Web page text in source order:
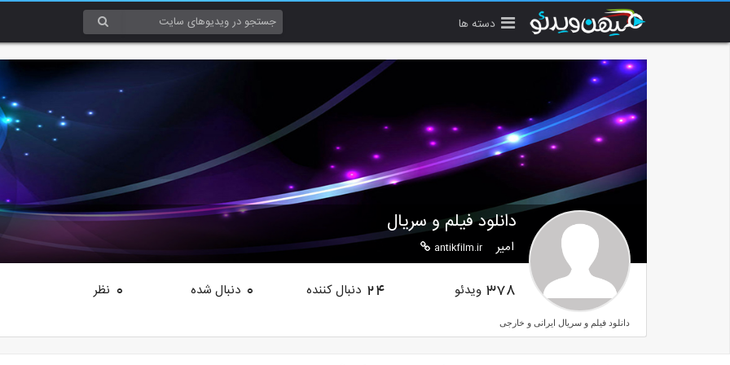
دسته ها
دانلود فیلم و سریال
امیر antikfilm.ir
378 ویدئو 24 دنبال کننده 0 دنبال شده 0 نظر
دانلود فیلم و سریال ایرانی و خارجی